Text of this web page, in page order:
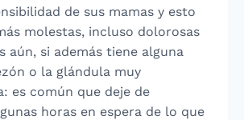
de sus mamas y esto
molestas, incluso dolorosas
aún, si además tiene alguna
o la glándula muy
es común que deje de
horas en espera de lo que